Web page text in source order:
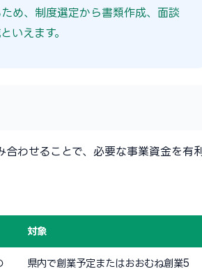
め、制度選定から書類作成、面談
いえます。
わせることで、必要な事業資金を有
対象
県内で創業予定またはおおむね創業5